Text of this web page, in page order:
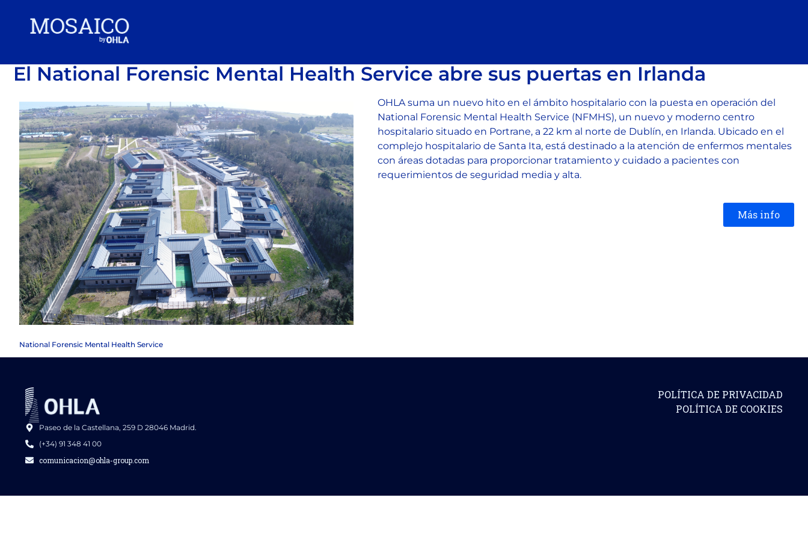
El National Forensic Mental Health Service abre sus puertas en Irlanda
National Forensic Mental Health Service
OHLA suma un nuevo hito en el ámbito hospitalario con la puesta en operación del
National Forensic Mental Health Service (NFMHS), un nuevo y moderno centro
hospitalario situado en Portrane, a 22 km al norte de Dublín, en Irlanda. Ubicado en el
complejo hospitalario de Santa Ita, está destinado a la atención de enfermos mentales
con áreas dotadas para proporcionar tratamiento y cuidado a pacientes con
requerimientos de seguridad media y alta.
Más info
Paseo de la Castellana, 259 D 28046 Madrid.
(+34) 91 348 41 00
comunicacion@ohla-group.com
POLÍTICA DE PRIVACIDAD
POLÍTICA DE COOKIES